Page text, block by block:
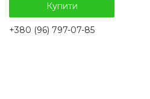
Купити
+380 (96) 797-07-85